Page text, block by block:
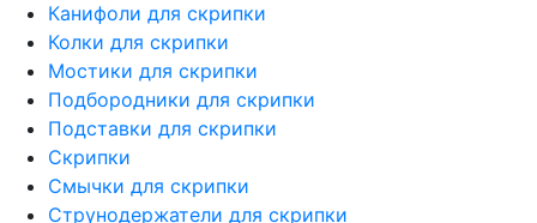
Канифоли для скрипки
Колки для скрипки
Мостики для скрипки
Подбородники для скрипки
Подставки для скрипки
Скрипки
Смычки для скрипки
Струнодержатели для скрипки